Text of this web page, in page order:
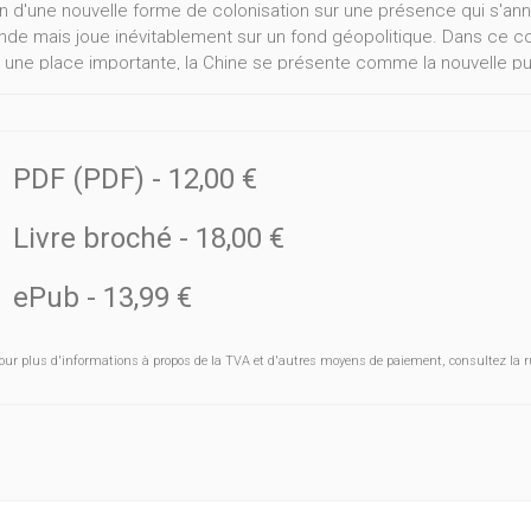
d'une nouvelle forme de colonisation sur une présence qui
mais joue inévitablement sur un fond géopolitique. Dans ce
une place importante, la Chine se présente comme la nouvelle
ou le « modèle de Pékin » qui ne fait pas mystère de
aurait l'avantage d'associer la haute technicité du premier avec
passe en revue les différents acteurs économiques en
et pointe les perspectives. États, entreprises, institutions
L'auteur offre une vision lucide sur le présent de leur
l'avenir dans un continent au potentiel encore largement ouvert.
PDF (PDF) - 12,00 €
Livre broché - 18,00 €
ePub - 13,99 €
plus d'informations à propos de la TVA et d'autres moyens de paiement, consultez la